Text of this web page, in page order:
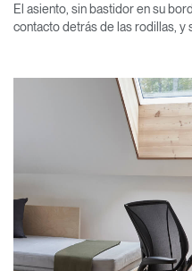
El asiento, sin bastidor en su
contacto detrás de las rodillas, y